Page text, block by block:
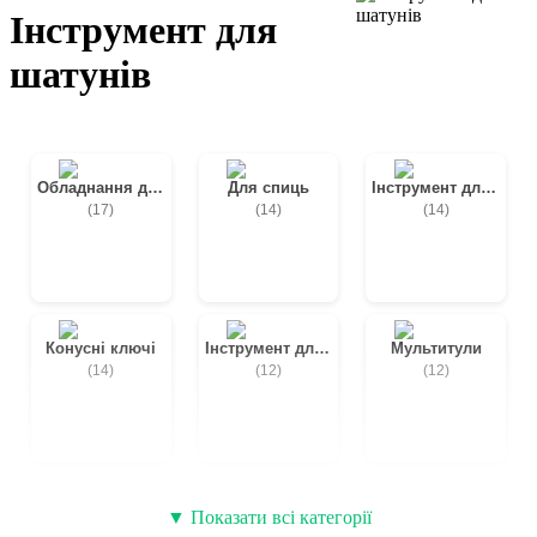
Інструмент для
шатунів
Обладнання для майстерень
(17)
Для спиць
(14)
Інструмент для каретки
(14)
Конусні ключі
(14)
Інструмент для ланцюга
(12)
Мультитули
(12)
▼ Показати всі категорії